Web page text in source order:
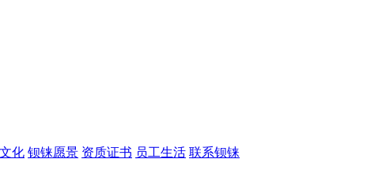
化 钡铼愿景 资质证书 员工生活 联系钡铼